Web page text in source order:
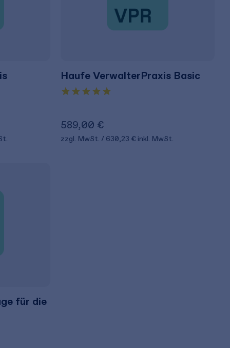
Haufe VerwalterPraxis Basic
589,00 €
zzgl. MwSt. 630,23 € inkl. MwSt.
für die